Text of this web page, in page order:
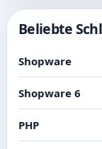
Beliebte
Shopware
Shopware 6
PHP